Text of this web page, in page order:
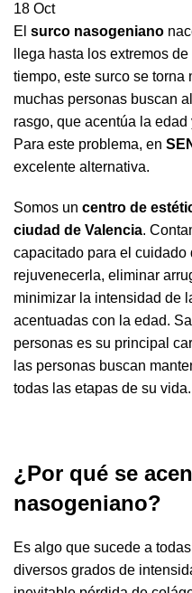
18 Oct
El surco nasogeniano
llega hasta los extremos
tiempo, este surco se torna
muchas personas buscan
rasgo, que acentúa la
Para este problema, en
excelente alternativa.
Somos un centro de
ciudad de Valencia.
capacitado para el cuidado
rejuvenecerla, eliminar
minimizar la intensidad de
acentuadas con la edad.
personas es su principal
las personas buscan
todas las etapas de su vida.
¿Por qué se
nasogeniano?
Es algo que sucede a
diversos grados de